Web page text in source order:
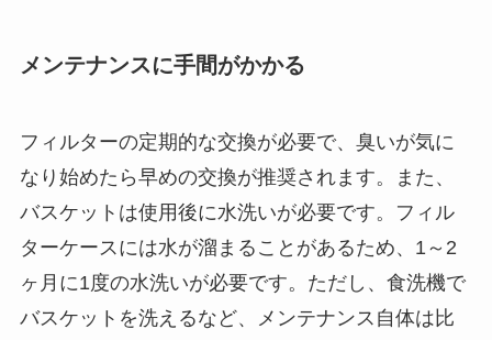
メンテナンスに手間がかかる
フィルターの定期的な交換が必要で、臭いが気に
なり始めたら早めの交換が推奨されます。また、
バスケットは使用後に水洗いが必要です。フィル
ターケースには水が溜まることがあるため、1～2
ヶ月に1度の水洗いが必要です。ただし、食洗機で
バスケットを洗えるなど、メンテナンス自体は比